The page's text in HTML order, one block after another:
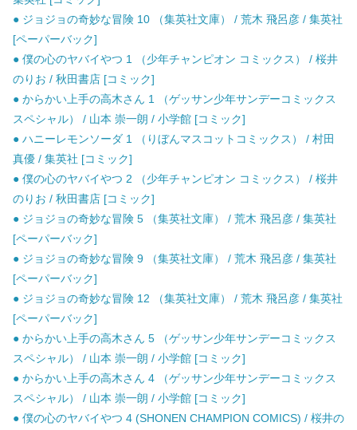
● ジョジョの奇妙な冒険 10 （集英社文庫） / 荒木 飛呂彦 / 集英社
[ペーパーバック]
● 僕の心のヤバイやつ 1 （少年チャンピオン コミックス） / 桜井
のりお / 秋田書店 [コミック]
● からかい上手の高木さん 1 （ゲッサン少年サンデーコミックス
スペシャル） / 山本 崇一朗 / 小学館 [コミック]
● ハニーレモンソーダ 1 （りぼんマスコットコミックス） / 村田
真優 / 集英社 [コミック]
● 僕の心のヤバイやつ 2 （少年チャンピオン コミックス） / 桜井
のりお / 秋田書店 [コミック]
● ジョジョの奇妙な冒険 5 （集英社文庫） / 荒木 飛呂彦 / 集英社
[ペーパーバック]
● ジョジョの奇妙な冒険 9 （集英社文庫） / 荒木 飛呂彦 / 集英社
[ペーパーバック]
● ジョジョの奇妙な冒険 12 （集英社文庫） / 荒木 飛呂彦 / 集英社
[ペーパーバック]
● からかい上手の高木さん 5 （ゲッサン少年サンデーコミックス
スペシャル） / 山本 崇一朗 / 小学館 [コミック]
● からかい上手の高木さん 4 （ゲッサン少年サンデーコミックス
スペシャル） / 山本 崇一朗 / 小学館 [コミック]
● 僕の心のヤバイやつ 4 (SHONEN CHAMPION COMICS) / 桜井の